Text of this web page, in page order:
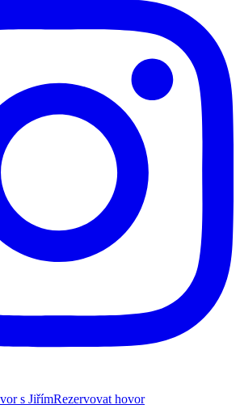
s JiřímRezervovat hovor